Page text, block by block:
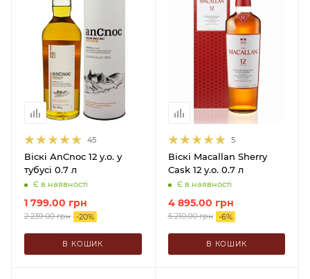
45
Віскі АnCnoc 12 y.o. у
тубусі 0.7 л
Є в наявності
1 799.00 грн
2 239.00грн -20%
В КОШИК
5
Віскі Macallan Sherry
Cask 12 y.o. 0.7 л
Є в наявності
4 895.00 грн
5 210.00грн -6%
В КОШИК